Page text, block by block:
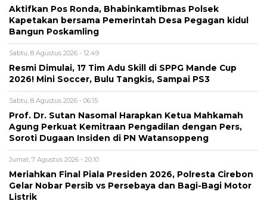
Aktifkan Pos Ronda, Bhabinkamtibmas Polsek
Kapetakan bersama Pemerintah Desa Pegagan kidul
Bangun Poskamling
Sabtu, 8 Agustus 2026 - 12:49
Resmi Dimulai, 17 Tim Adu Skill di SPPG Mande Cup
2026! Mini Soccer, Bulu Tangkis, Sampai PS3
Sabtu, 8 Agustus 2026 - 06:15
Prof. Dr. Sutan Nasomal Harapkan Ketua Mahkamah
Agung Perkuat Kemitraan Pengadilan dengan Pers,
Soroti Dugaan Insiden di PN Watansoppeng
Jumat, 7 Agustus 2026 - 20:10
Meriahkan Final Piala Presiden 2026, Polresta Cirebon
Gelar Nobar Persib vs Persebaya dan Bagi-Bagi Motor
Listrik